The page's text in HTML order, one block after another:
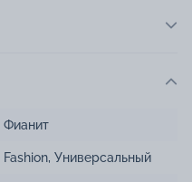
Фианит
Fashion, Универсальный